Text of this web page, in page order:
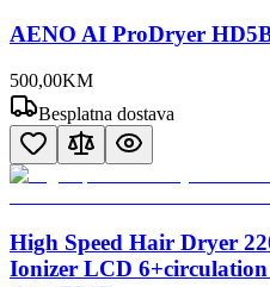
AENO AI ProDryer
500,00KM
Besplatna dostava
High Speed Hair Dryer
Ionizer LCD 6+circulation